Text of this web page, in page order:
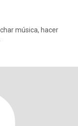
música, hacer